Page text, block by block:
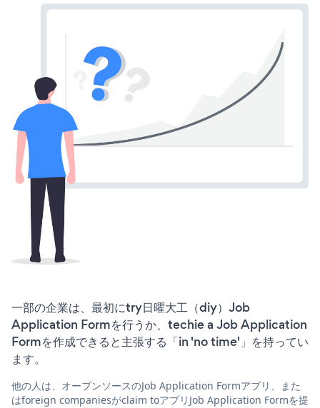
一部の企業は、最初にtry日曜大工（diy）Job
Application Formを行うか、techie a Job Application
Formを作成できると主張する「in 'no time'」を持ってい
ます。
他の人は、オープンソースのJob Application Formアプリ、また
はforeign companiesがclaim toアプリJob Application Formを提